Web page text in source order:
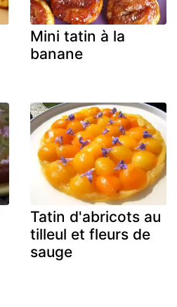
Mini tatin à la
banane
Tatin d'abricots au
tilleul et fleurs de
sauge